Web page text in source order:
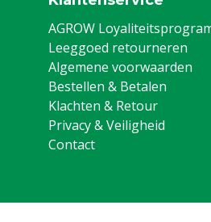
AGROW
Leeggoed retourneren
Algemene voorwaarden
Bestellen & Betalen
Klachten & Retour
Privacy & Veiligheid
Contact